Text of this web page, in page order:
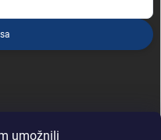
umožnili